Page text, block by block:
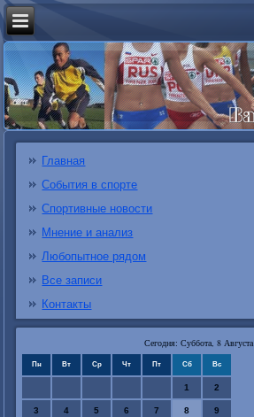
Главная
События в спорте
Спортивные новости
Мнение и анализ
Любопытное рядом
Все записи
Контакты
Сегодня: Суббота, 8 Августа
Пн Вт Ср Чт Пт Сб Вс
1 2
3 4 5 6 7 8 9